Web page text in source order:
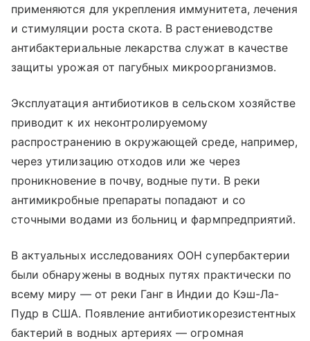
применяются для укрепления иммунитета, лечения
и стимуляции роста скота. В растениеводстве
антибактериальные лекарства служат в качестве
защиты урожая от пагубных микроорганизмов.
Эксплуатация антибиотиков в сельском хозяйстве
приводит к их неконтролируемому
распространению в окружающей среде, например,
через утилизацию отходов или же через
проникновение в почву, водные пути. В реки
антимикробные препараты попадают и со
сточными водами из больниц и фармпредприятий.
В актуальных исследованиях ООН супербактерии
были обнаружены в водных путях практически по
всему миру — от реки Ганг в Индии до Кэш-Ла-
Пудр в США. Появление антибиотикорезистентных
бактерий в водных артериях — огромная